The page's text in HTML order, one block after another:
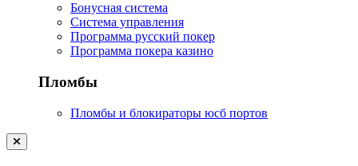
Бонусная система
Система управления
Программа русский покер
Программа покера казино
Пломбы
Пломбы и блокираторы юсб портов